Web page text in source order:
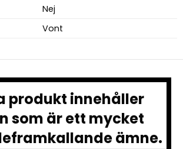
Nej
Vont
produkt innehåller
som är ett mycket
ämne.